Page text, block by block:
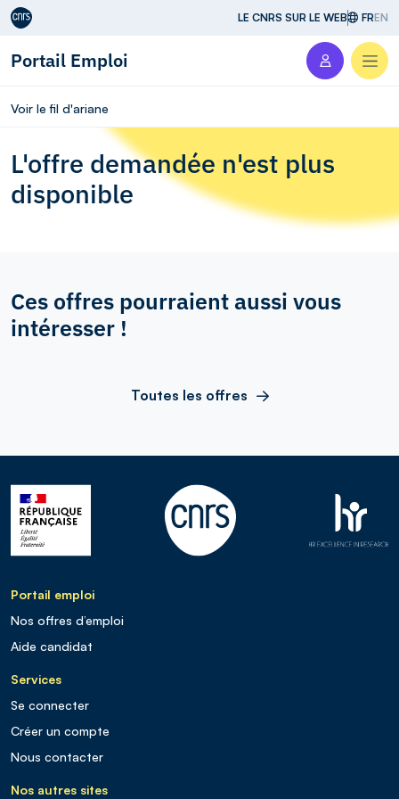
Aller au contenu LE CNRS SUR LE WEB FREN
Portail Emploi
Voir le fil d'ariane
L'offre demandée n'est plus
disponible
Ces offres pourraient aussi vous
intéresser !
Toutes les offres
Portail emploi
Nos offres d’emploi
Aide candidat
Services
Se connecter
Créer un compte
Nous contacter
Nos autres sites